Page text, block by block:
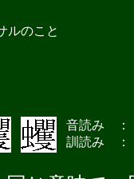
ルのこと
音読み
訓読み ：